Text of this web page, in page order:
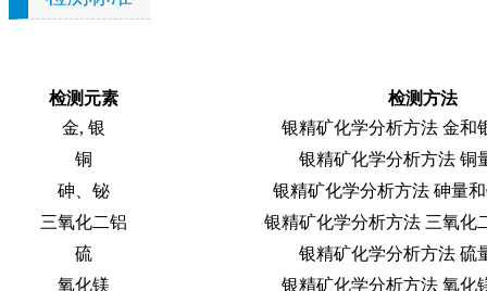
检测元素
检测方法
金, 银
银精矿化学分析方法 金和
铜
银精矿化学分析方法 铜
砷、铋
银精矿化学分析方法 砷量
三氧化二铝
银精矿化学分析方法 三氧化
硫
银精矿化学分析方法 硫
氧化镁
银精矿化学分析方法 氧化